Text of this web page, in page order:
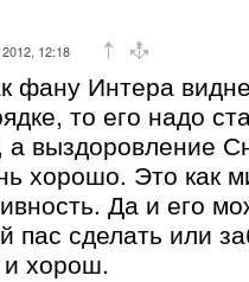
12:18
фану Интера
то его надо
выздоровление
хорошо. Это как
Да и его
пас сделать или
хорош.